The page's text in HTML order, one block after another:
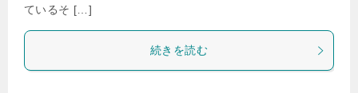
ているそ […]
続きを読む